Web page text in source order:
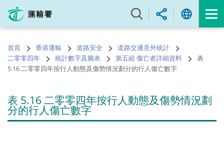
內
的
開
首頁 香港運輸 道路安全
道路交通意外統計
二零零四年
統計數字及圖表 第五組 傷亡者詳細資料
表
5.16 二零零四年按行人動態及傷勢情況劃分的行人傷亡數字
表 5.16 二零零四年按行人動態及傷勢情況劃
分的行人傷亡數字